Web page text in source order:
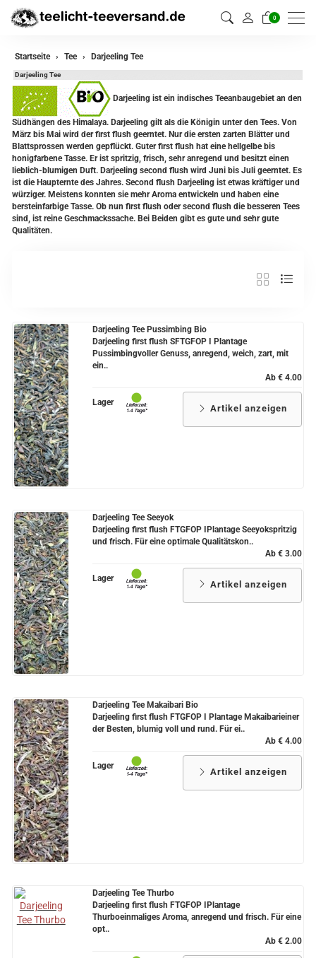
0
zurück
Darjeeling Tee
Assam Tee
Ceylon Tee
Sikkim Tee
China Tee
Oolong
Grüntee aus Ceylon, Darjeeling,
Formosa...
Teemischungen
Verschiedene Anbaugebiete
Rooibos Tee
Yogi - und Beuteltee
Aromatisierter Schwarztee
Früchtetee
Startseite Tee Darjeeling Tee
Darjeeling Tee
Darjeeling ist ein indisches Teeanbaugebiet an den
Südhängen des Himalaya. Darjeeling gilt als die Königin unter den Tees. Von
März bis Mai wird der first flush geerntet. Nur die ersten zarten Blätter und
Blattsprossen werden gepflückt. Guter first flush hat eine hellgelbe bis
honigfarbene Tasse. Er ist spritzig, frisch, sehr anregend und besitzt einen
lieblich-blumigen Duft. Darjeeling second flush wird Juni bis Juli geerntet. Es
ist die Haupternte des Jahres. Second flush Darjeeling ist etwas kräftiger und
würziger. Meistens konnten sie mehr Aroma entwickeln und haben eine
bersteinfarbige Tasse. Ob nun first flush oder second flush die besseren Tees
sind, ist reine Geschmackssache. Bei Beiden gibt es gute und sehr gute
Qualitäten.
Darjeeling Tee Pussimbing Bio
Darjeeling first flush SFTGFOP I Plantage
Pussimbingvoller Genuss, anregend, weich, zart, mit
ein..
Ab € 4.00
Lager
Artikel anzeigen
Darjeeling Tee Seeyok
Darjeeling first flush FTGFOP IPlantage Seeyokspritzig
und frisch. Für eine optimale Qualitätskon..
Ab € 3.00
Lager
Artikel anzeigen
Darjeeling Tee Makaibari Bio
Darjeeling first flush FTGFOP I Plantage Makaibarieiner
der Besten, blumig voll und rund. Für ei..
Ab € 4.00
Lager
Artikel anzeigen
Darjeeling Tee Thurbo
Darjeeling first flush FTGFOP IPlantage
Thurboeinmaliges Aroma, anregend und frisch. Für eine
opt..
Ab € 2.00